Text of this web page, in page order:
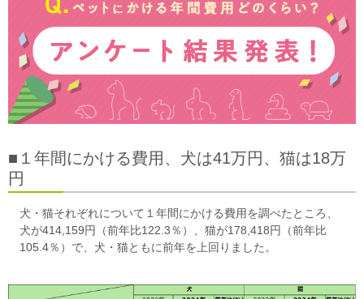
■１年間にかける費用、犬は41万円、猫は18万
円
犬・猫それぞれについて１年間にかける費用を調べたところ、
犬が414,159円（前年比122.3％）、猫が178,418円（前年比
105.4％）で、犬・猫ともに前年を上回りました。